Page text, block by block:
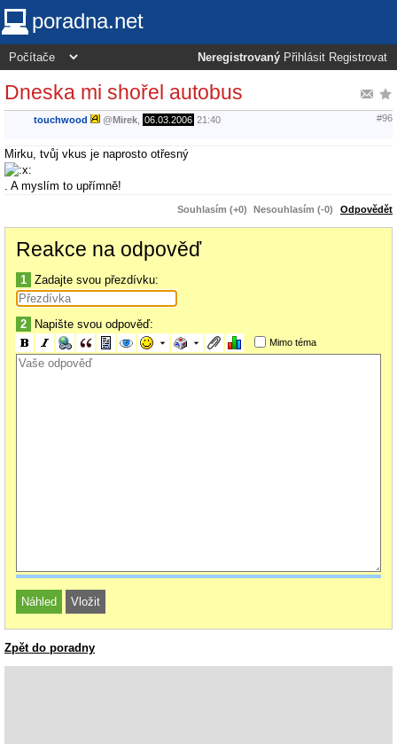
poradna.net
Neregistrovaný Přihlásit Registrovat
Dneska mi shořel autobus
touchwood @Mirek 06.03.2006 21:40 #96
Mirku, tvůj vkus je naprosto otřesný
. A myslím to upřímně!
Souhlasím (+0) Nesouhlasím (-0) Odpovědět
Reakce na odpověď
1 Zadajte svou přezdívku:
2 Napište svou odpověď:
Mimo téma
Zpět do poradny